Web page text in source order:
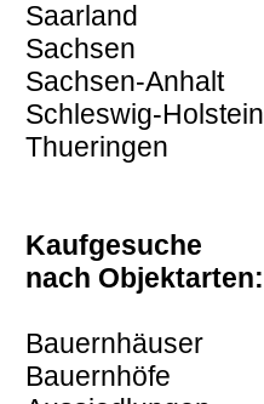
Saarland
Sachsen
Sachsen-Anhalt
Schleswig-Holstein
Thueringen
Kaufgesuche
nach Objektarten:
Bauernhäuser
Bauernhöfe